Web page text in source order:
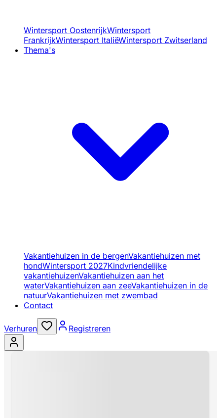
Wintersport OostenrijkWintersport
FrankrijkWintersport ItaliëWintersport Zwitserland
Thema's
Vakantiehuizen in de bergenVakantiehuizen met
hondWintersport 2027Kindvriendelijke
vakantiehuizenVakantiehuizen aan het
waterVakantiehuizen aan zeeVakantiehuizen in de
natuurVakantiehuizen met zwembad
Contact
Verhuren Registreren